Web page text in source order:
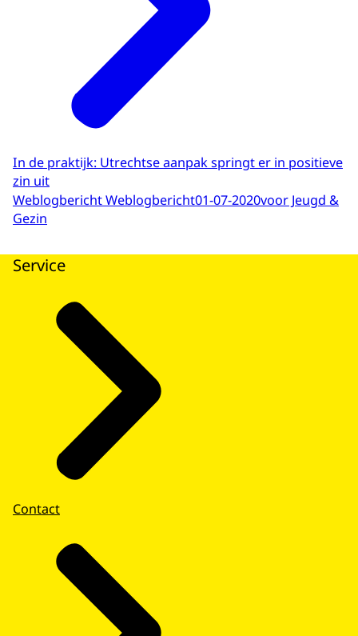
In de praktijk: Utrechtse aanpak springt er in positieve
zin uit
Weblogbericht Weblogbericht01-07-2020voor Jeugd &
Gezin
Service
Contact